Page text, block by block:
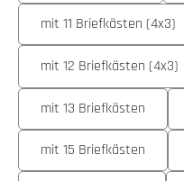
mit 11 Briefkästen (4x3)
mit 12 Briefkästen (4x3)
mit 13 Briefkästen
mit 15 Briefkästen